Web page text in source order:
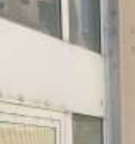
4 920,00 € HT)